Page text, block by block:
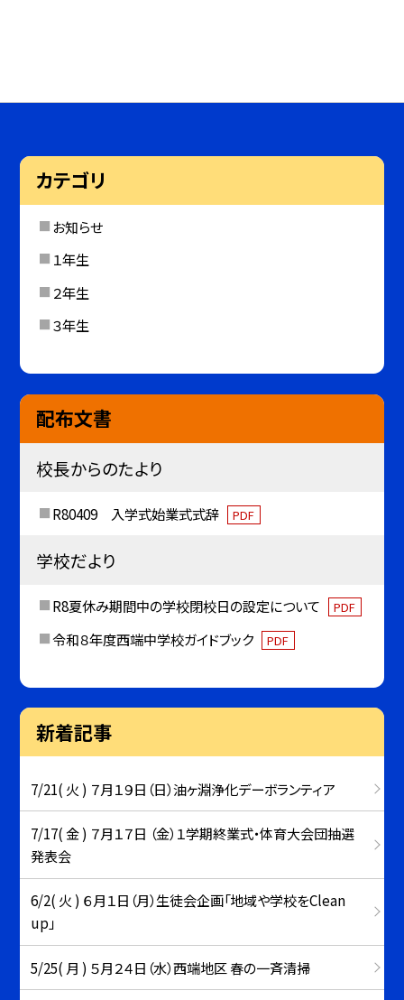
カテゴリ
お知らせ
１年生
２年生
３年生
配布文書
校長からのたより
R80409 入学式始業式式辞 PDF
学校だより
R8夏休み期間中の学校閉校日の設定について PDF
令和８年度西端中学校ガイドブック PDF
新着記事
7/21( 火 ) ７月１９日（日）油ヶ淵浄化デーボランティア
7/17( 金 ) ７月１７日 （金）１学期終業式・体育大会団抽選
発表会
6/2( 火 ) ６月１日（月）生徒会企画「地域や学校をClean
up」
5/25( 月 ) ５月２４日（水）西端地区 春の一斉清掃